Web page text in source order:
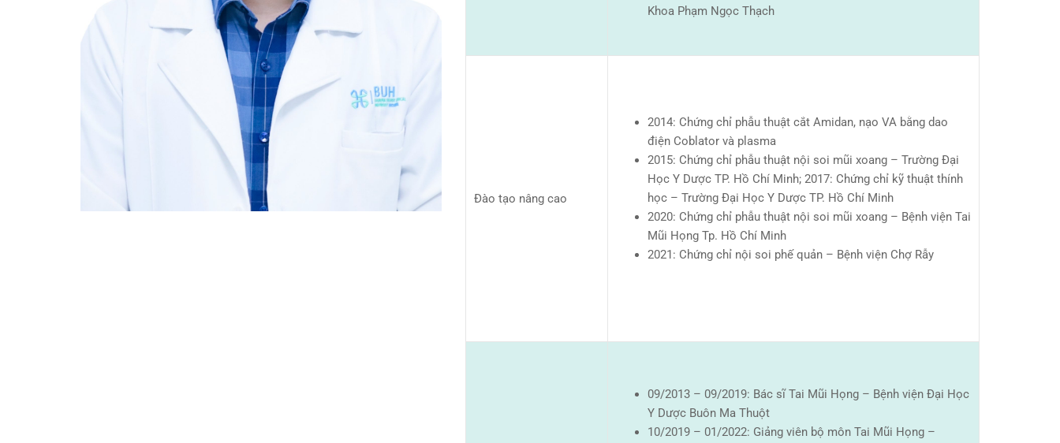
Khoa Phạm Ngọc Thạch
Đào tạo nâng cao
2014: Chứng chỉ phẫu thuật cắt Amidan, nạo VA bằng dao
điện Coblator và plasma
2015: Chứng chỉ phẫu thuật nội soi mũi xoang – Trường Đại
Học Y Dược TP. Hồ Chí Minh; 2017: Chứng chỉ kỹ thuật thính
học – Trường Đại Học Y Dược TP. Hồ Chí Minh
2020: Chứng chỉ phẫu thuật nội soi mũi xoang – Bệnh viện Tai
Mũi Họng Tp. Hồ Chí Minh
2021: Chứng chỉ nội soi phế quản – Bệnh viện Chợ Rẫy
09/2013 – 09/2019: Bác sĩ Tai Mũi Họng – Bệnh viện Đại Học
Y Dược Buôn Ma Thuột
10/2019 – 01/2022: Giảng viên bộ môn Tai Mũi Họng –